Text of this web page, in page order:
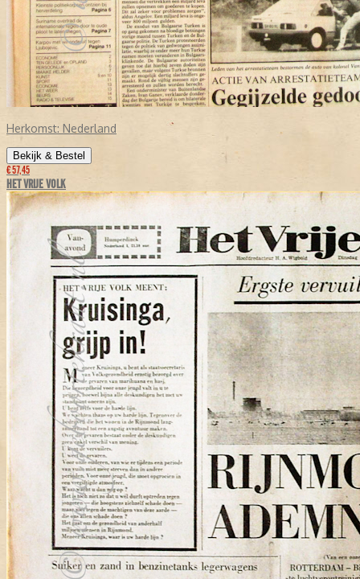
Herkomst: Nederland
Bekijk & Bestel
€ 57,45
HET VRIJE VOLK